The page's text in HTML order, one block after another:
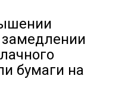
бумаги на